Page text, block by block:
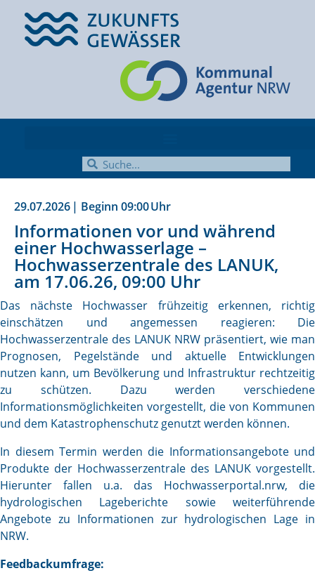
29.07.2026 | Beginn 09:00Uhr
Informationen vor und während
einer Hochwasserlage –
Hochwasserzentrale des LANUK,
am 17.06.26, 09:00 Uhr
Das nächste Hochwasser frühzeitig erkennen, richtig
einschätzen und angemessen reagieren: Die
Hochwasserzentrale des LANUK NRW präsentiert, wie man
Prognosen, Pegelstände und aktuelle Entwicklungen
nutzen kann, um Bevölkerung und Infrastruktur rechtzeitig
zu schützen. Dazu werden verschiedene
Informationsmöglichkeiten vorgestellt, die von Kommunen
und dem Katastrophenschutz genutzt werden können.
In diesem Termin werden die Informationsangebote und
Produkte der Hochwasserzentrale des LANUK vorgestellt.
Hierunter fallen u.a. das Hochwasserportal.nrw, die
hydrologischen Lageberichte sowie weiterführende
Angebote zu Informationen zur hydrologischen Lage in
NRW.
Feedbackumfrage: